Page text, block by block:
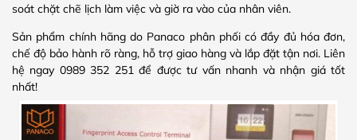
soát chặt chẽ lịch làm việc và giờ ra vào của nhân viên.
Sản phẩm chính hãng do Panaco phân phối có đầy đủ hóa đơn,
chế độ bảo hành rõ ràng, hỗ trợ giao hàng và lắp đặt tận nơi. Liên
hệ ngay 0989 352 251 để được tư vấn nhanh và nhận giá tốt
nhất!